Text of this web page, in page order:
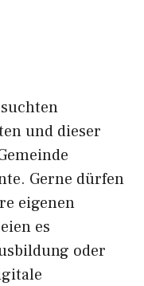
und dieser
Gerne dürfen
eigenen
es
oder